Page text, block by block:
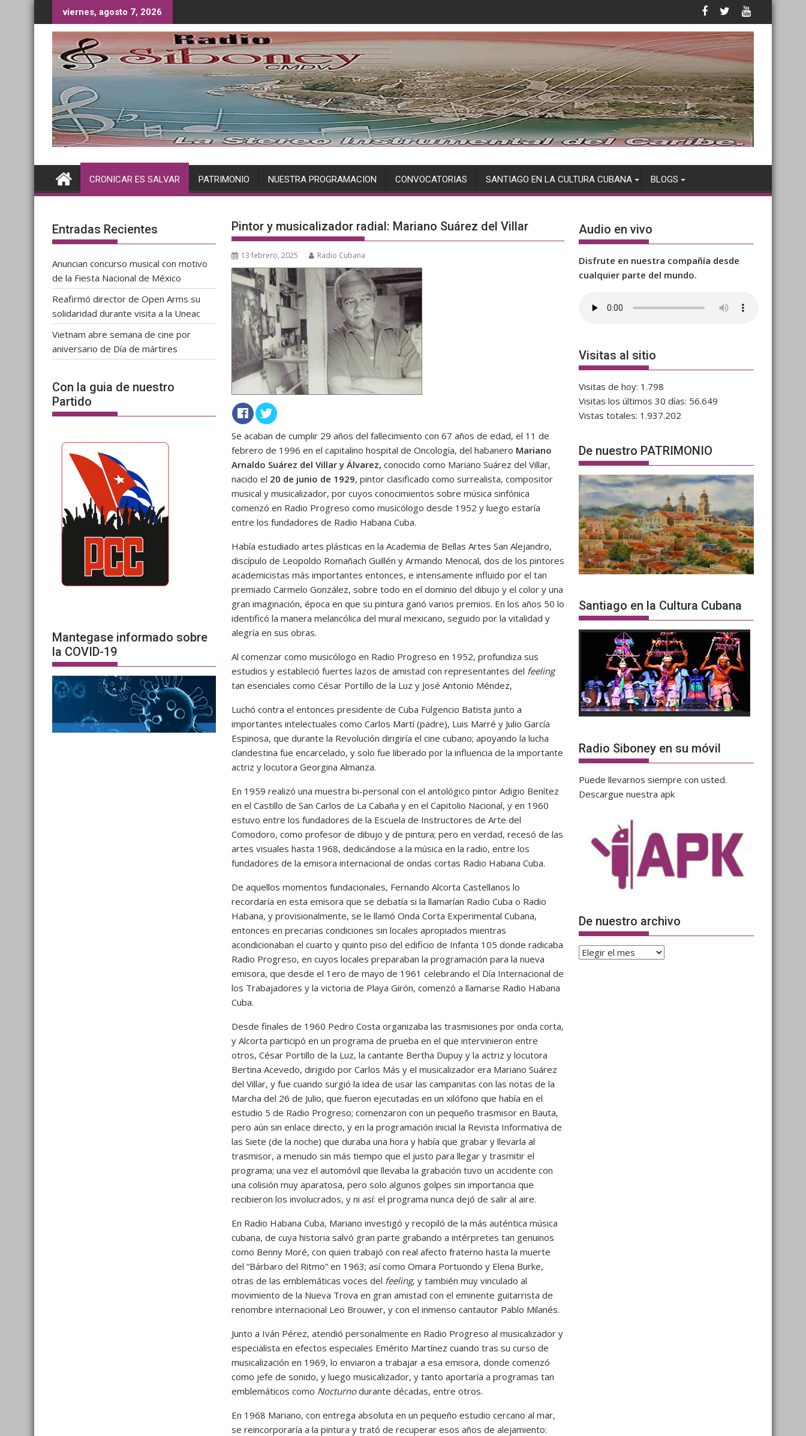
al
contenido
viernes, agosto 7, 2026
CRONICAR ES SALVAR PATRIMONIO NUESTRA PROGRAMACION CONVOCATORIAS SANTIAGO EN LA CULTURA CUBANA BLOGS
Pintor y musicalizador radial: Mariano Suárez del Villar
13 febrero, 2025 Radio Cubana
Se acaban de cumplir 29 años del fallecimiento con 67 años de edad, el 11 de
febrero de 1996 en el capitalino hospital de Oncología, del habanero Mariano
Arnaldo Suárez del Villar y Álvarez, conocido como Mariano Suárez del Villar,
nacido el 20 de junio de 1929, pintor clasificado como surrealista, compositor
musical y musicalizador, por cuyos conocimientos sobre música sinfónica
comenzó en Radio Progreso como musicólogo desde 1952 y luego estaría
entre los fundadores de Radio Habana Cuba.
Había estudiado artes plásticas en la Academia de Bellas Artes San Alejandro,
discípulo de Leopoldo Romañach Guillén y Armando Menocal, dos de los pintores
academicistas más importantes entonces, e intensamente influido por el tan
premiado Carmelo González, sobre todo en el dominio del dibujo y el color y una
gran imaginación, época en que su pintura ganó varios premios. En los años 50 lo
identificó la manera melancólica del mural mexicano, seguido por la vitalidad y
alegría en sus obras.
Al comenzar como musicólogo en Radio Progreso en 1952, profundiza sus
estudios y estableció fuertes lazos de amistad con representantes del feeling
tan esenciales como César Portillo de la Luz y José Antonio Méndez,
Luchó contra el entonces presidente de Cuba Fulgencio Batista junto a
importantes intelectuales como Carlos Martí (padre), Luis Marré y Julio García
Espinosa, que durante la Revolución dirigiría el cine cubano; apoyando la lucha
clandestina fue encarcelado, y solo fue liberado por la influencia de la importante
actriz y locutora Georgina Almanza.
En 1959 realizó una muestra bi-personal con el antológico pintor Adigio Benítez
en el Castillo de San Carlos de La Cabaña y en el Capitolio Nacional, y en 1960
estuvo entre los fundadores de la Escuela de Instructores de Arte del
Comodoro, como profesor de dibujo y de pintura; pero en verdad, recesó de las
artes visuales hasta 1968, dedicándose a la música en la radio, entre los
fundadores de la emisora internacional de ondas cortas Radio Habana Cuba.
De aquellos momentos fundacionales, Fernando Alcorta Castellanos lo
recordaría en esta emisora que se debatía si la llamarían Radio Cuba o Radio
Habana, y provisionalmente, se le llamó Onda Corta Experimental Cubana,
entonces en precarias condiciones sin locales apropiados mientras
acondicionaban el cuarto y quinto piso del edificio de Infanta 105 donde radicaba
Radio Progreso, en cuyos locales preparaban la programación para la nueva
emisora, que desde el 1ero de mayo de 1961 celebrando el Día Internacional de
los Trabajadores y la victoria de Playa Girón, comenzó a llamarse Radio Habana
Cuba.
Desde finales de 1960 Pedro Costa organizaba las trasmisiones por onda corta,
y Alcorta participó en un programa de prueba en el que intervinieron entre
otros, César Portillo de la Luz, la cantante Bertha Dupuy y la actriz y locutora
Bertina Acevedo, dirigido por Carlos Más y el musicalizador era Mariano Suárez
del Villar, y fue cuando surgió la idea de usar las campanitas con las notas de la
Marcha del 26 de Julio, que fueron ejecutadas en un xilófono que había en el
estudio 5 de Radio Progreso; comenzaron con un pequeño trasmisor en Bauta,
pero aún sin enlace directo, y en la programación inicial la Revista Informativa de
las Siete (de la noche) que duraba una hora y había que grabar y llevarla al
trasmisor, a menudo sin más tiempo que el justo para llegar y trasmitir el
programa; una vez el automóvil que llevaba la grabación tuvo un accidente con
una colisión muy aparatosa, pero solo algunos golpes sin importancia que
recibieron los involucrados, y ni así: el programa nunca dejó de salir al aire.
En Radio Habana Cuba, Mariano investigó y recopiló de la más auténtica música
cubana, de cuya historia salvó gran parte grabando a intérpretes tan genuinos
como Benny Moré, con quien trabajó con real afecto fraterno hasta la muerte
del “Bárbaro del Ritmo” en 1963; así como Omara Portuondo y Elena Burke,
otras de las emblemáticas voces del feeling, y también muy vinculado al
movimiento de la Nueva Trova en gran amistad con el eminente guitarrista de
renombre internacional Leo Brouwer, y con el inmenso cantautor Pablo Milanés.
Junto a Iván Pérez, atendió personalmente en Radio Progreso al musicalizador y
especialista en efectos especiales Emérito Martínez cuando tras su curso de
musicalización en 1969, lo enviaron a trabajar a esa emisora, donde comenzó
como jefe de sonido, y luego musicalizador, y tanto aportaría a programas tan
emblemáticos como Nocturnodurante décadas, entre otros.
En 1968 Mariano, con entrega absoluta en un pequeño estudio cercano al mar,
se reincorporaría a la pintura y trató de recuperar esos años de alejamiento:
Entradas Recientes
Anuncian concurso musical con motivo
de la Fiesta Nacional de México
Reafirmó director de Open Arms su
solidaridad durante visita a la Uneac
Vietnam abre semana de cine por
aniversario de Día de mártires
Con la guia de nuestro
Partido
Mantegase informado sobre
la COVID-19
Audio en vivo
Disfrute en nuestra compañía desde
cualquier parte del mundo.
Visitas al sitio
Visitas de hoy: 1.798
Visitas los últimos 30 días: 56.649
Vistas totales: 1.937.202
De nuestro PATRIMONIO
Santiago en la Cultura Cubana
Radio Siboney en su móvil
Puede llevarnos siempre con usted.
Descargue nuestra apk
De nuestro archivo
De